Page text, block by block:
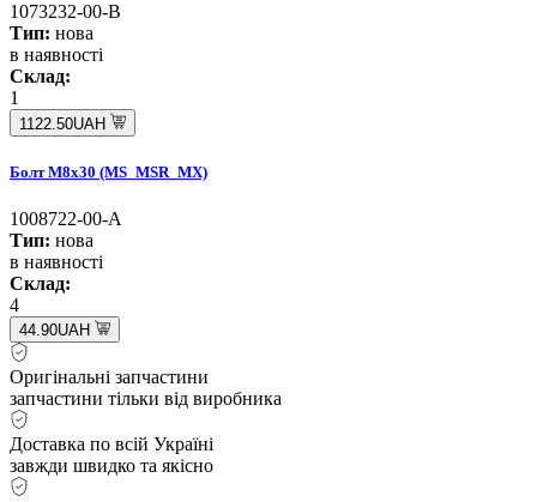
1073232-00-B
Тип: нова
в наявності
Склад:
1
1122.50UAH
Болт M8x30 (MS_MSR_MX)
1008722-00-A
Тип: нова
в наявності
Склад:
4
44.90UAH
Оригінальні запчастини
запчастини тільки від виробника
Доставка по всій Україні
завжди швидко та якісно